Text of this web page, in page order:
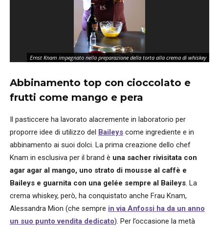
Ernst Knam impegnato nella preparazione della torta alla crema di whiskey
Abbinamento top con cioccolato e
frutti come mango e pera
Il pasticcere ha lavorato alacremente in laboratorio per
proporre idee di utilizzo del Baileys come ingrediente e in
abbinamento ai suoi dolci. La prima creazione dello chef
Knam in esclusiva per il brand è una sacher rivisitata con
agar agar al mango, uno strato di mousse al caffè e
Baileys e guarnita con una gelée sempre al Baileys. La
crema whiskey, però, ha conquistato anche Frau Knam,
Alessandra Mion (che sempre in via Anfossi ha da un anno
un suo punto vendita dedicato). Per l’occasione la metà